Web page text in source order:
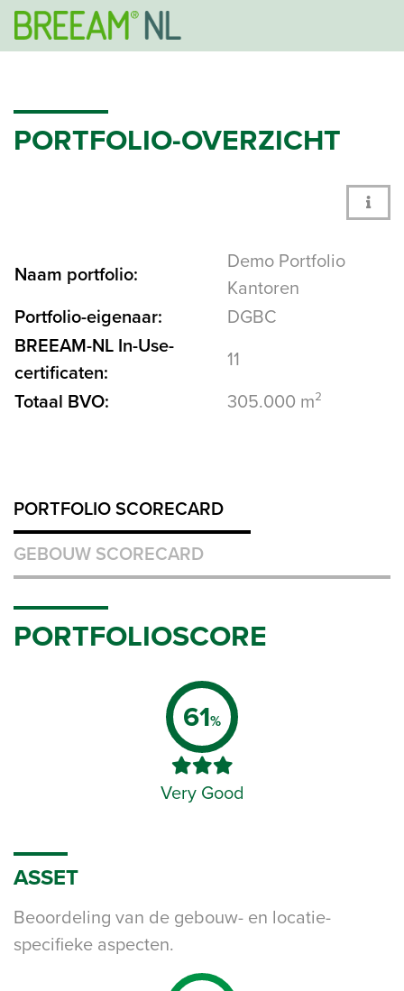
PORTFOLIO-OVERZICHT
Naam portfolio:
Demo Portfolio
Kantoren
Portfolio-eigenaar:
DGBC
BREEAM-NL In-Use-
certificaten:
11
Totaal BVO:
305.000 m²
PORTFOLIO SCORECARD
GEBOUW SCORECARD
PORTFOLIOSCORE
61%
Very Good
ASSET
Beoordeling van de gebouw- en locatie-
specifieke aspecten.